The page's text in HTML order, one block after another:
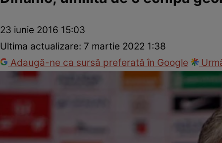
23 iunie 2016 15:03
Ultima actualizare: 7 martie 2022 1:38
Adaugă-ne ca sursă preferată în Google